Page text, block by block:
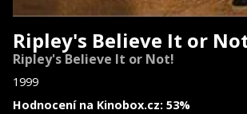
Ripley's Believe It or
Ripley's Believe It or Not!
1999
Hodnocení na Kinobox.cz: 53%